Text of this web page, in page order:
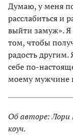
Думаю, у меня
расслабиться и
выйти замуж». Я
том, чтобы
радость другим.
себе по-
моему мужчине
Об авторе: Лори
коуч.